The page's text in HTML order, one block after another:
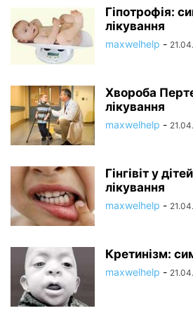
Гіпотрофія:
лікування
maxwelhelp -
Хвороба
лікування
maxwelhelp -
Гінгівіт у
лікування
maxwelhelp -
Кретинізм:
maxwelhelp -